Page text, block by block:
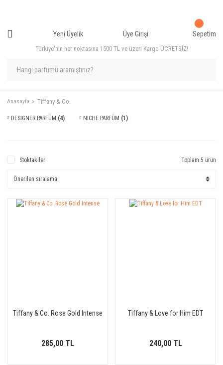
Türkiye'nin her noktasına 1500 TL ve üzeri Kargo ÜCRETSİZ!
Yeni Üyelik Üye Girişi Sepetim
Anasayfa Tiffany & Co.
DESIGNER PARFÜM (4) NICHE PARFÜM (1)
Stoktakiler Toplam 5 ürün
Tiffany & Co. Rose Gold Intense
285,00 TL
Tiffany & Love for Him EDT
240,00 TL